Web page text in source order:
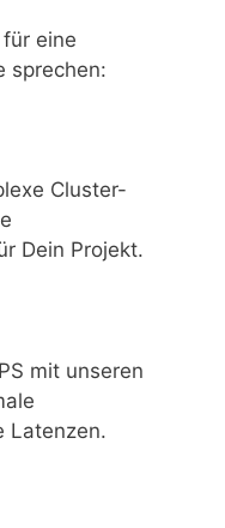
eine
sprechen:
Cluster-
Dein Projekt.
mit unseren
Latenzen.